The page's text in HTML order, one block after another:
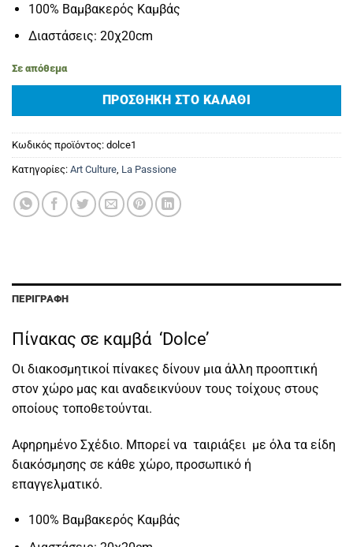
100% Βαμβακερός Καμβάς
Διαστάσεις: 20χ20cm
Σε απόθεμα
ΠΡΟΣΘΉΚΗ ΣΤΟ ΚΑΛΆΘΙ
Κωδικός προϊόντος: dolce1
Κατηγορίες: Art Culture La Passione
ΠΕΡΙΓΡΑΦΉ
Πίνακας σε καμβά ‘Dolce’
Οι διακοσμητικοί πίνακες δίνουν μια άλλη προοπτική
στον χώρο μας και αναδεικνύουν τους τοίχους στους
οποίους τοποθετούνται.
Αφηρημένο Σχέδιο. Μπορεί να ταιριάξει με όλα τα είδη
διακόσμησης σε κάθε χώρο, προσωπικό ή
επαγγελματικό.
100% Βαμβακερός Καμβάς